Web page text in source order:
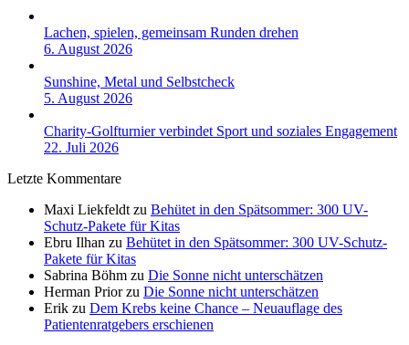
Lachen, spielen, gemeinsam Runden drehen
6. August 2026
Sunshine, Metal und Selbstcheck
5. August 2026
Charity-Golfturnier verbindet Sport und soziales Engagement
22. Juli 2026
Letzte Kommentare
Maxi Liekfeldt zu Behütet in den Spätsommer: 300 UV-
Schutz-Pakete für Kitas
Ebru Ilhan zu Behütet in den Spätsommer: 300 UV-Schutz-
Pakete für Kitas
Sabrina Böhm zu Die Sonne nicht unterschätzen
Herman Priorzu Die Sonne nicht unterschätzen
Erik zu Dem Krebs keine Chance – Neuauflage des
Patientenratgebers erschienen